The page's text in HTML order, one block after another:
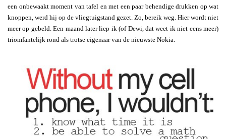
een onbewaakt moment van tafel en met een paar behendige drukken op wat
knoppen, werd hij op de vliegtuigstand gezet. Zo, bereik weg. Hier wordt niet
meer op gebeld. Een maand later liep ik (of Dewi, dat weet ik niet eens meer)
triomfantelijk rond als trotse eigenaar van de nieuwste Nokia.